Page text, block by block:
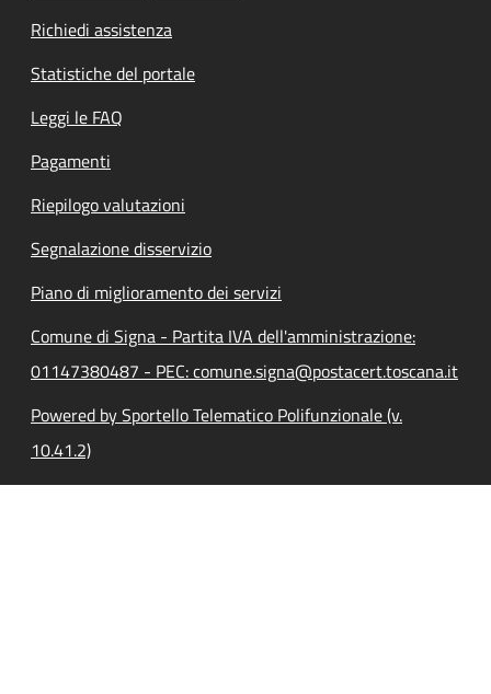
Richiedi assistenza
Statistiche del portale
Leggi le FAQ
Pagamenti
Riepilogo valutazioni
Segnalazione disservizio
Piano di miglioramento dei servizi
Comune di Signa - Partita IVA dell'amministrazione:
01147380487 - PEC: comune.signa@postacert.toscana.it
Powered by Sportello Telematico Polifunzionale (v.
10.41.2)